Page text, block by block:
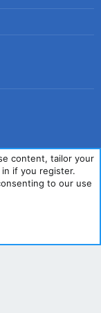
Yardım
content, tailor your
if you register.
to our use